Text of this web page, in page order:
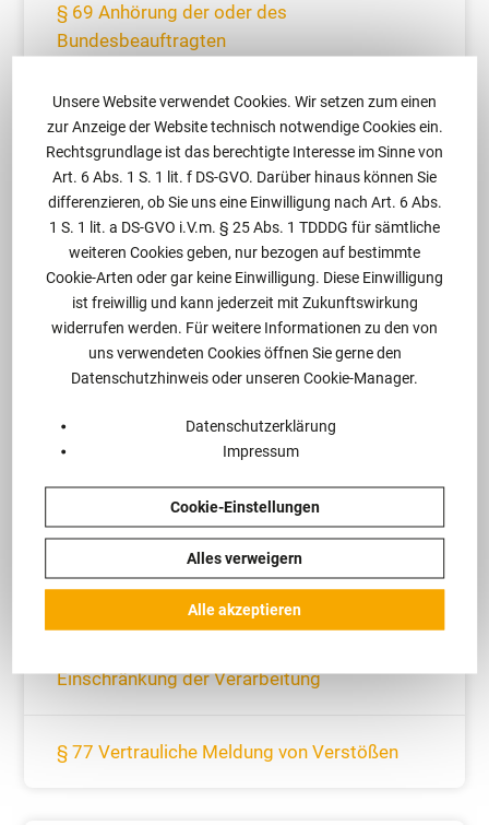
§ 69 Anhörung der oder des
Bundesbeauftragten
§ 70 Verzeichnis von
Verarbeitungstätigkeiten
§ 71 Datenschutz durch Technikgestaltung
und datenschutzfreundliche Voreinstellungen
§ 72 Unterscheidung zwischen
verschiedenen Kategorien betroffener
Personen
§ 73 Unterscheidung zwischen Tatsachen
§ 74 Verfahren bei Übermittlungen
§ 75 Berichtigung und Löschung
Einschränkung der Verarbeitung
§ 77 Vertrauliche Meldung von Verstößen
Unsere Website verwendet Cookies. Wir setzen zum einen
zur Anzeige der Website technisch notwendige Cookies ein.
Rechtsgrundlage ist das berechtigte Interesse im Sinne von
Art. 6 Abs. 1 S. 1 lit. f DS-GVO. Darüber hinaus können Sie
differenzieren, ob Sie uns eine Einwilligung nach Art. 6 Abs.
1 S. 1 lit. a DS-GVO i.V.m. § 25 Abs. 1 TDDDG für sämtliche
weiteren Cookies geben, nur bezogen auf bestimmte
Cookie-Arten oder gar keine Einwilligung. Diese Einwilligung
ist freiwillig und kann jederzeit mit Zukunftswirkung
widerrufen werden. Für weitere Informationen zu den von
uns verwendeten Cookies öffnen Sie gerne den
Datenschutzhinweis oder unseren Cookie-Manager.
Datenschutzerklärung
Impressum
Cookie-Einstellungen
Alles verweigern
Alle akzeptieren